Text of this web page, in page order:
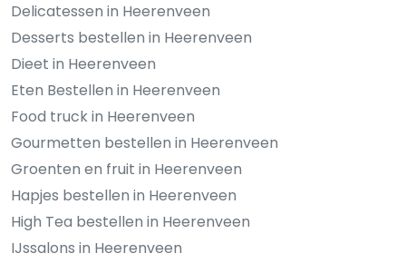
Delicatessen in Heerenveen
Desserts bestellen in Heerenveen
Dieet in Heerenveen
Eten Bestellen in Heerenveen
Food truck in Heerenveen
Gourmetten bestellen in Heerenveen
Groenten en fruit in Heerenveen
Hapjes bestellen in Heerenveen
High Tea bestellen in Heerenveen
IJssalons in Heerenveen